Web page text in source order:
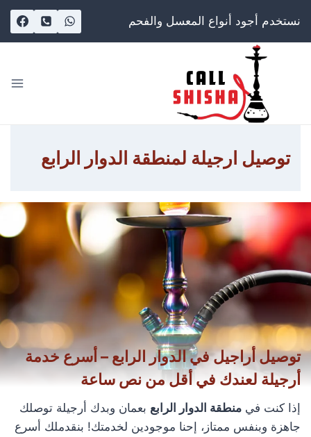
content
نستخدم أجود أنواع المعسل والفحم
توصيل ارجيلة لمنطقة الدوار الرابع
توصيل أراجيل في الدوار الرابع – أسرع خدمة
أرجيلة لعندك في أقل من نص ساعة
إذا كنت في منطقة الدوار الرابع بعمان وبدك أرجيلة توصلك
جاهزة وبنفس ممتاز، إحنا موجودين لخدمتك! بنقدملك أسرع